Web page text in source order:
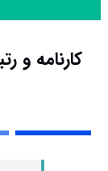
کارنامه و